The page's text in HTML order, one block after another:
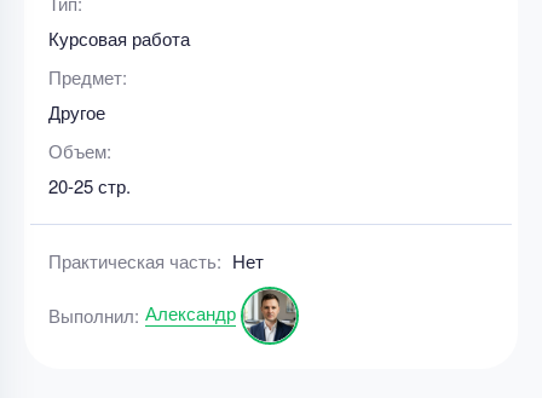
Курсовая работа
Предмет:
Другое
Объем:
20-25 стр.
Практическая часть: Нет
Выполнил: Александр